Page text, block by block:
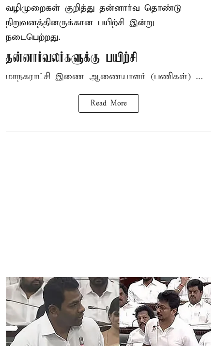
வழிமுறைகள் குறித்து தன்னார்வ தொண்டு
நிறுவனத்தினருக்கான பயிற்சி இன்று
நடைபெற்றது.
தன்னார்வலர்களுக்கு பயிற்சி
மாநகராட்சி இணை ஆணையாளர் (பணிகள்) ...
Read More